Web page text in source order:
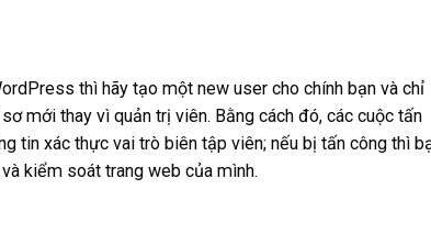
thì hãy tạo một new user cho chính bạn và chỉ
mới thay vì quản trị viên. Bằng cách đó, các cuộc tấn
tin xác thực vai trò biên tập viên; nếu bị tấn công thì
kiểm soát trang web của mình.